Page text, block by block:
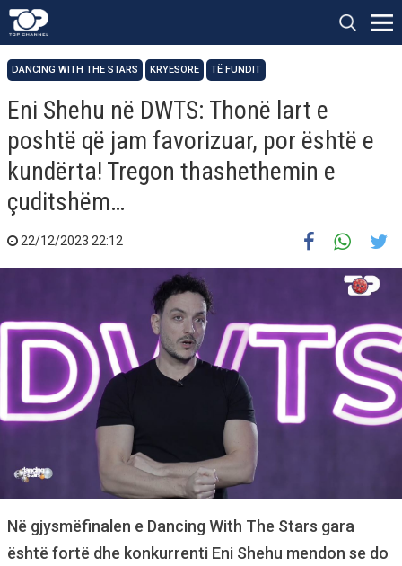
DANCING WITH THE STARS KRYESORE TË FUNDIT
Eni Shehu në DWTS: Thonë lart e
poshtë që jam favorizuar, por është e
kundërta! Tregon thashethemin e
çuditshëm…
22/12/2023 22:12
Në gjysmëfinalen e Dancing With The Stars gara
është fortë dhe konkurrenti Eni Shehu mendon se do